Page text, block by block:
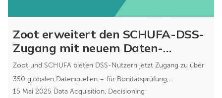
Zoot erweitert den SCHUFA-DSS-
Zugang mit neuem Daten-
Konnektor
Zoot und SCHUFA bieten DSS-Nutzern jetzt Zugang zu über
350 globalen Datenquellen – für Bonitätsprüfung,
Betrugsprävention, AML/KYC und mehr.
15 Mai 2025 Data Acquisition, Decisioning